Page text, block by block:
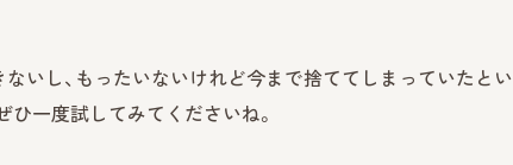
いし、もったいないけれど今まで捨ててしまっていたとい
ひ一度試してみてくださいね。